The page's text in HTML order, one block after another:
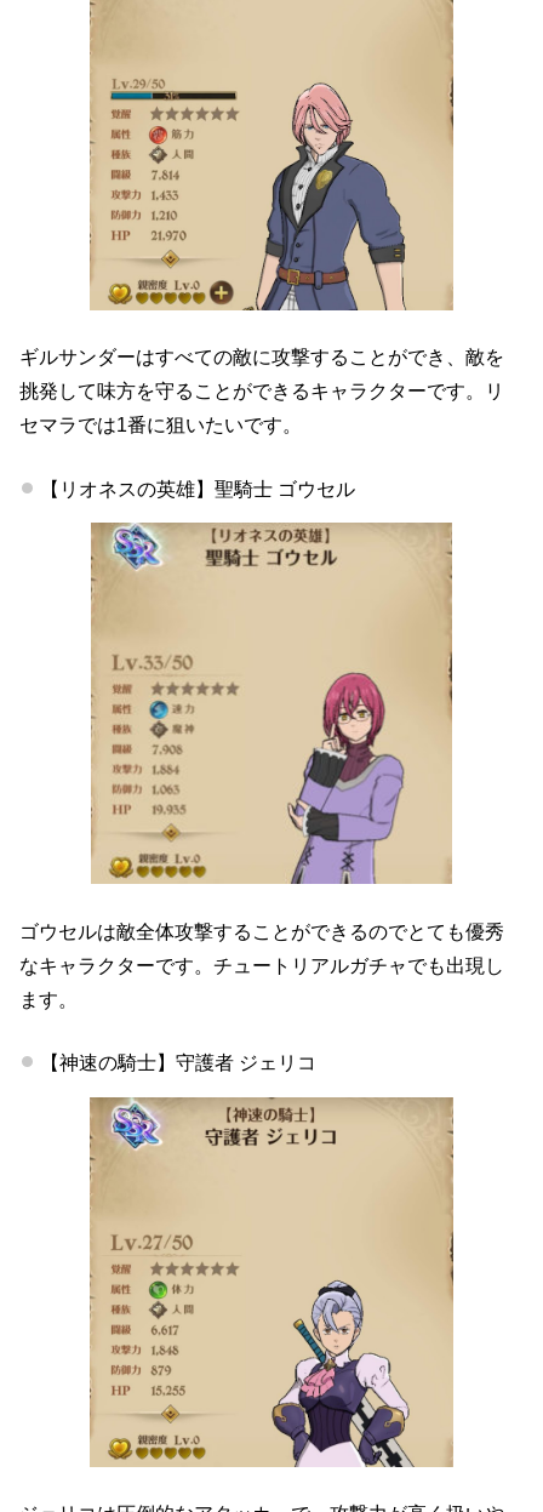
ギルサンダーはすべての敵に攻撃することができ、敵を
挑発して味方を守ることができるキャラクターです。リ
セマラでは1番に狙いたいです。
【リオネスの英雄】聖騎士 ゴウセル
ゴウセルは敵全体攻撃することができるのでとても優秀
なキャラクターです。チュートリアルガチャでも出現し
ます。
【神速の騎士】守護者 ジェリコ